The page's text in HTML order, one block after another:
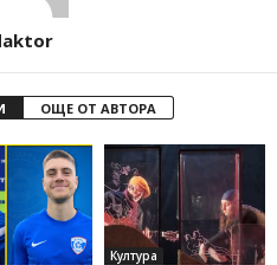
ОЩЕ ОТ АВТОРА
Култура